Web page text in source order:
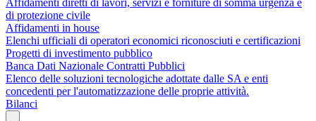
di protezione civile
Affidamenti in house
Elenchi ufficiali di operatori economici riconosciuti e certificazioni
Progetti di investimento pubblico
Banca Dati Nazionale Contratti Pubblici
Elenco delle soluzioni tecnologiche adottate dalle SA e enti
concedenti per l'automatizzazione delle proprie attività.
Bilanci